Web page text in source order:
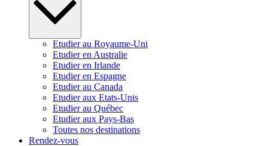
Etudier au Royaume-Uni
Etudier en Australie
Etudier en Irlande
Etudier en Espagne
Etudier au Canada
Etudier aux Etats-Unis
Etudier au Québec
Etudier aux Pays-Bas
Toutes nos destinations
Rendez-vous